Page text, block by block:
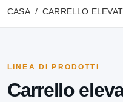
CASA CARRELLO
LINEA DI PRODOTTI
Carrello